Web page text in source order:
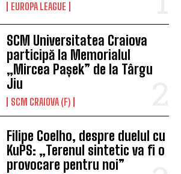
EUROPA LEAGUE
SCM Universitatea Craiova
participă la Memorialul
„Mircea Pașek” de la Târgu
Jiu
SCM CRAIOVA (F)
Filipe Coelho, despre duelul cu
KuPS: „Terenul sintetic va fi o
provocare pentru noi”